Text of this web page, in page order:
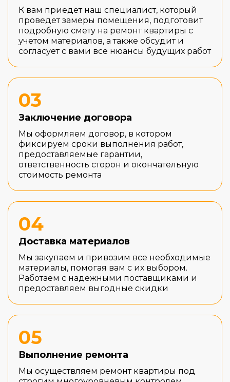
К вам приедет наш специалист, который
проведет замеры помещения, подготовит
подробную смету на ремонт квартиры с
учетом материалов, а также обсудит и
согласует с вами все нюансы будущих работ
03
Заключение договора
Мы оформляем договор, в котором
фиксируем сроки выполнения работ,
предоставляемые гарантии,
ответственность сторон и окончательную
стоимость ремонта
04
Доставка материалов
Мы закупаем и привозим все необходимые
материалы, помогая вам с их выбором.
Работаем с надежными поставщиками и
предоставляем выгодные скидки
05
Выполнение ремонта
Мы осуществляем ремонт квартиры под